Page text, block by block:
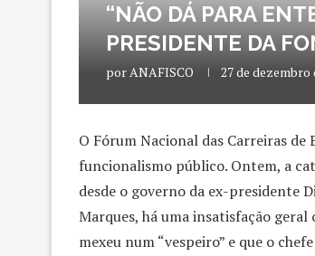
“NÃO DÁ PARA
PRESIDENTE DA
porANAFISCO 27 de dezembro
O Fórum Nacional das Carreiras
funcionalismo público. Ontem, a
desde o governo da ex-presidente
Marques, há uma insatisfação
mexeu num “vespeiro” e que o